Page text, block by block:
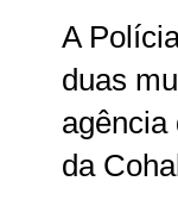
A
duas
agência
da